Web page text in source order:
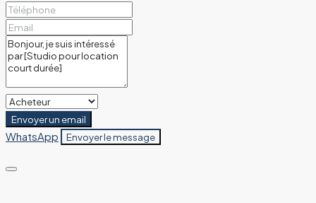
Envoyer un email
WhatsApp Envoyer le message